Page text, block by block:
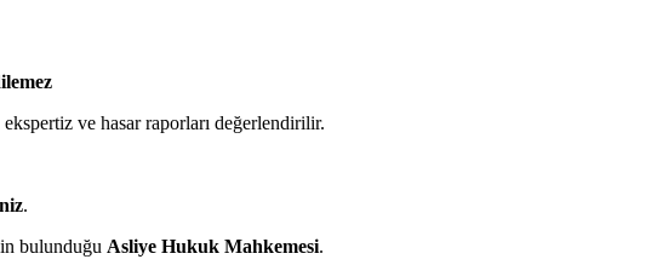
ve hasar raporları değerlendirilir.
.
bulunduğu Asliye Hukuk Mahkemesi.